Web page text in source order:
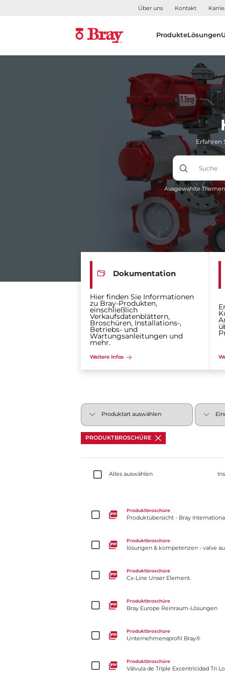
Über uns Kontakt
ProdukteLösungen
Erfahren
Ausgewählte
Dokumentation
Hier finden Sie Informationen
zu Bray-Produkten,
einschließlich
Verkaufsdatenblättern,
Broschüren, Installations-,
Betriebs- und
Wartungsanleitungen und
mehr.
Weitere Infos
PRODUKTBROSCHÜRE
Alles auswählen
Produktbroschüre
Produktübersicht - Bray
Produktbroschüre
lösungen & kompetenzen - valve
Produktbroschüre
Cx-Line Unser Element.
Produktbroschüre
Bray Europe Reinraum-Lösungen
Produktbroschüre
Unternehmensprofil Bray®
Produktbroschüre
Válvula de Triple Excentricidad Tri